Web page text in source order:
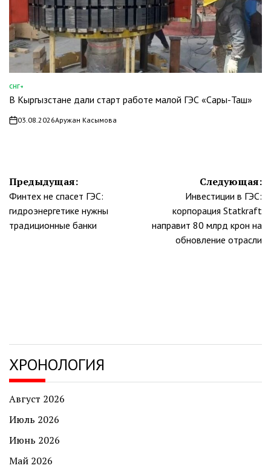
ОПУБЛИКОВАНО
В
СНГ+
В Кыргызстане дали старт работе малой ГЭС «Сары-Таш»
on03.08.2026Аружан Касымова
Навигация
по
записям
Предыдущая:
Финтех не спасет ГЭС:
гидроэнергетике нужны
традиционные банки
Следующая:
Инвестиции в ГЭС:
корпорация Statkraft
направит 80 млрд крон на
обновление отрасли
ХРОНОЛОГИЯ
Август 2026
Июль 2026
Июнь 2026
Май 2026